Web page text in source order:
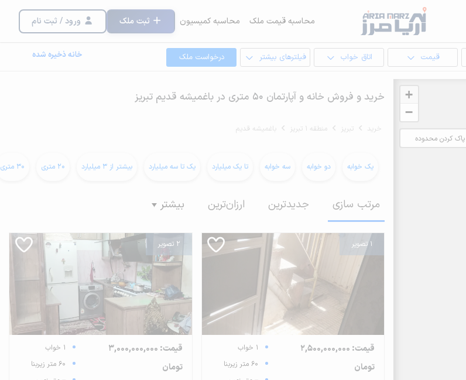
محاسبه قیمت ملک محاسبه کمیسیون ثبت ملک ورود / ثبت نام
قیمت اتاق خواب فیلترهای بیشتر درخواست ملک خانه ذخیره شده
+
−
پاک کردن محدوده
خرید و فروش خانه و آپارتمان 50 متری در باغمیشه قدیم تبریز
خرید تبریز منطقه 1 تبریز باغمیشه قدیم
یک خوابه دو خوابه سه خوابه تا یک میلیارد یک تا سه میلیارد بیشتر از 3 میلیارد 20 متری 30 متری
مرتب سازی جدیدترین ارزان‌ترین بیشتر
1 تصویر
قیمت: 2,500,000,000
تومان
1 خواب
60 متر زیربنا
2 تصویر
قیمت: 3,000,000,000
تومان
1 خواب
60 متر زیربنا